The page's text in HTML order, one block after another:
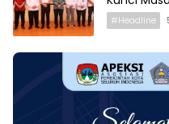
#Headline